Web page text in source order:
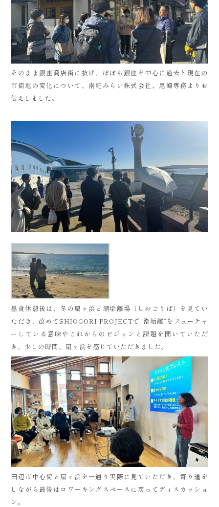
そのまま銀座商店街に抜け、ぽぽら銀座を中心に過去と現在の
市街地の変化について、南紀みらい株式会社、尾崎専務よりお
伝えしました。
昼食休憩後は、冬の扇ヶ浜と潮垢離場（しおごりば）を見てい
ただき、改めてSHIOGORI PROJECTで“潮垢離”をフューチャ
ーしている意味やこれからのビジョンと課題を聞いていただ
き、少しの時間、扇ヶ浜を感じていただきました。
田辺市中心街と扇ヶ浜を一通り実際に見ていただき、寄り道を
しながら最後はコワーキングスペースに戻ってディスカッショ
ン。